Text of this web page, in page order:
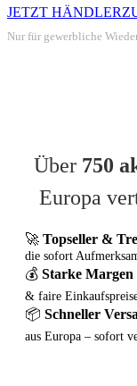
JETZT
Nur für gewerbliche
Über 750
Europa
🚀 Topseller &
die sofort
💰 Starke Margen
& faire
📦 Schneller
aus Europa – sofort